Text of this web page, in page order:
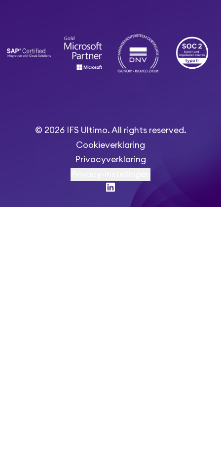
© 2026 IFS Ultimo. All rights reserved.
Cookieverklaring
Privacyverklaring